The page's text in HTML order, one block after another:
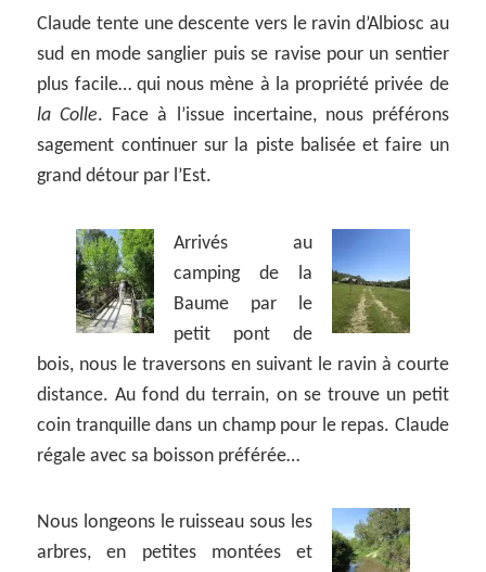
Claude tente une descente vers le ravin d’Albiosc au
sud en mode sanglier puis se ravise pour un sentier
plus facile… qui nous mène à la propriété privée de
la Colle. Face à l’issue incertaine, nous préférons
sagement continuer sur la piste balisée et faire un
grand détour par l’Est.
Arrivés au
camping de la
Baume par le
petit pont de
bois, nous le traversons en suivant le ravin à courte
distance. Au fond du terrain, on se trouve un petit
coin tranquille dans un champ pour le repas. Claude
régale avec sa boisson préférée…
Nous longeons le ruisseau sous les
arbres, en petites montées et